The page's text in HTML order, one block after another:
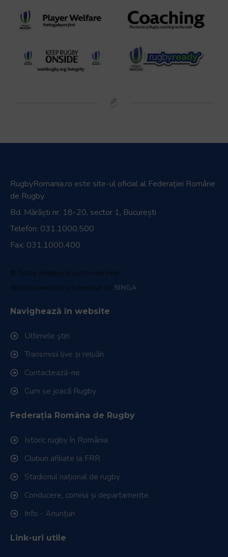
RugbyRomania.ro este site-ul oficial al Federației Române
de Rugby.
Bd. Mărăști nr. 18-20, sector 1, București
Telefon: 031.1000.500
Fax: 031.1000.400
© Toate drepturile sunt rezervate.
Website realizat și întreținut de SINGA
Navighează în website
Ultimele știri
Transmisii live și reluări
Contactează-ne
Cum se joacă Rugby
Federația Româna de Rugby
Istoric rugby în România
Cluburi afiliate la FRR
Stadionul național de rugby
Conducere, comisii și departamente
Info - Anunțuri
Link-uri utile